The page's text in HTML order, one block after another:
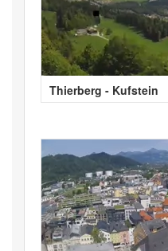
Thierberg - Kufstein